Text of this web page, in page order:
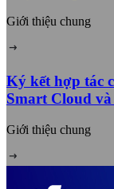
Giới thiệu chung
Ký kết hợp tác
Smart Cloud
Giới thiệu chung